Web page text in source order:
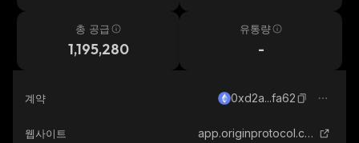
총 공급
1,195,280
유통량
-
계약 0xd2a...fa62
웹사이트 app.originprotocol.com